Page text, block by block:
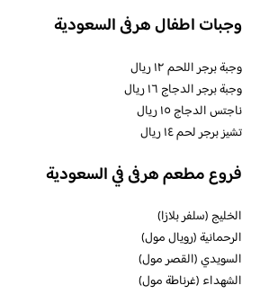
وجبات اطفال هرفى السعودية
وجبة برجر اللحم ١٢ ريال
وجبة برجر الدجاج ١٦ ريال
ناجتس الدجاج ١٥ ريال
تشيز برجر لحم ١٤ ريال
فروع مطعم هرفى في السعودية
الخليج (سلفر بلازا)
الرحمانية (رويال مول)
السويدي (القصر مول)
الشهداء (غرناطة مول)